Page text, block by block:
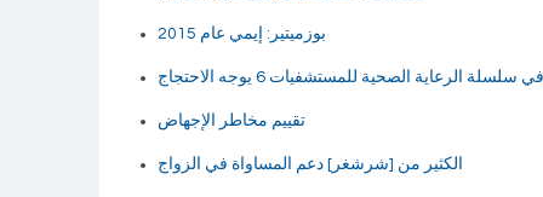
بوزميتير: إيمي عام 2015
الرعاية الصحية للمستشفيات 6 يوجه الاحتجاج
تقييم مخاطر الإجهاض
الكثير من [شرشغر] دعم المساواة في الزواج